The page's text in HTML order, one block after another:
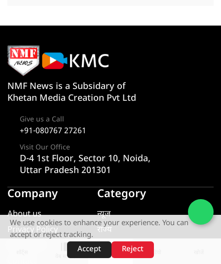
वेब स्टोरीज़
NMF News is a Subsidary of
Khetan Media Creation Pvt Ltd
Give us a Call
+91-080767 27261
Visit Our Office
D-4 1st Floor, Sector 10, Noida,
Uttar Pradesh 201301
Company
About us
Privacy Policy
Category
न्यूज
राज्य
एक्सक्लूसिव
यूटीलिटी
We use cookies to enhance your experience. You can
accept or reject tracking.
Accept
Reject